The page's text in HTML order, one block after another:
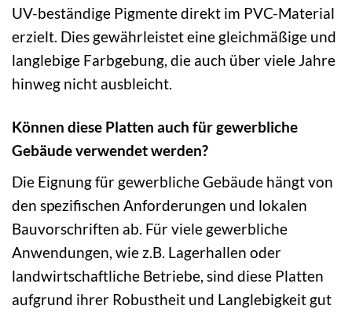
UV-beständige Pigmente direkt im PVC-Material
erzielt. Dies gewährleistet eine gleichmäßige und
langlebige Farbgebung, die auch über viele Jahre
hinweg nicht ausbleicht.
Können diese Platten auch für gewerbliche
Gebäude verwendet werden?
Die Eignung für gewerbliche Gebäude hängt von
den spezifischen Anforderungen und lokalen
Bauvorschriften ab. Für viele gewerbliche
Anwendungen, wie z.B. Lagerhallen oder
landwirtschaftliche Betriebe, sind diese Platten
aufgrund ihrer Robustheit und Langlebigkeit gut